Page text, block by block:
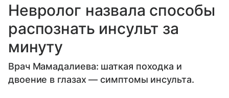
Невролог назвала способы
распознать инсульт за
минуту
Врач Мамадалиева: шаткая походка и
двоение в глазах — симптомы инсульта.